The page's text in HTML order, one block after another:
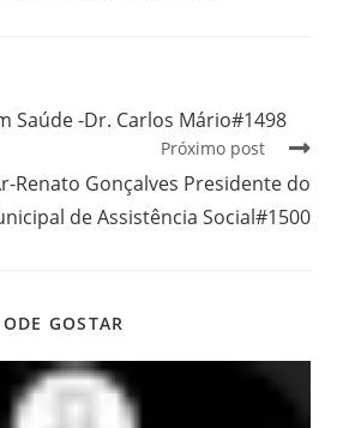
Saúde -Dr. Carlos Mário#1498
Próximo post
Renato Gonçalves Presidente do
de Assistência Social#1500
GOSTAR